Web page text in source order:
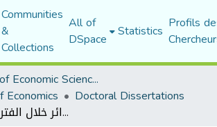
Communities
&
Collections
All of
DSpace Statistics Profils
Faculty of Economic Sciences, Commerce and Management Sciences
Doctoral Dissertations
انعكاسات سعر الفائدة على السياسة الاقتصادية الكلية (دراسة حالة الجزائر خلال الفترة 2000-2020)